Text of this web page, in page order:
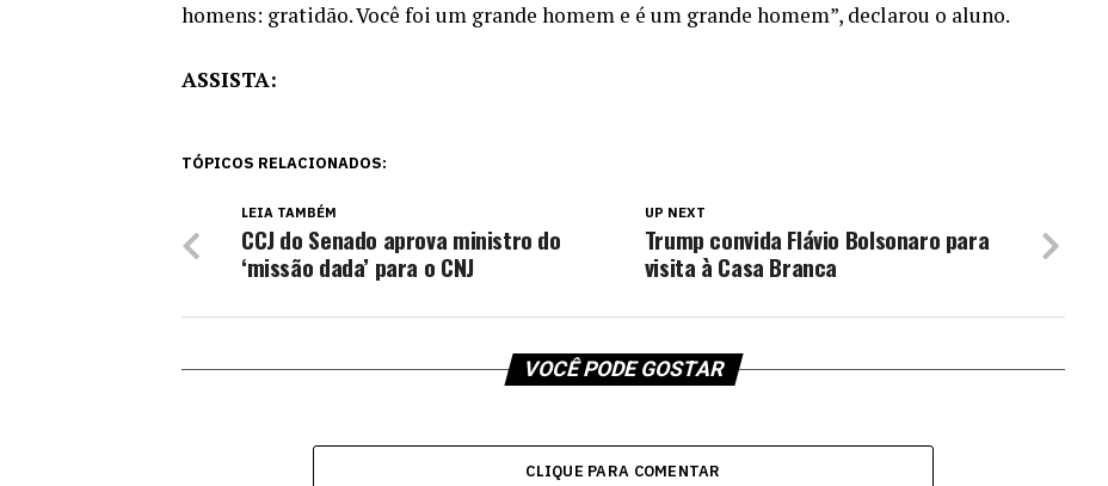
homens: gratidão. Você foi um grande homem e é um grande homem”, declarou o aluno.
ASSISTA:
TÓPICOS RELACIONADOS:
UP NEXT
Trump convida Flávio Bolsonaro para
visita à Casa Branca
LEIA TAMBÉM
CCJ do Senado aprova ministro do
‘missão dada’ para o CNJ
VOCÊ PODE GOSTAR
CLIQUE PARA COMENTAR